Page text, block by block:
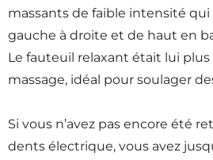
massants de faible intensité
gauche à droite et de haut en
Le fauteuil relaxant était lui
massage, idéal pour soulager
Si vous n’avez pas encore été
dents électrique, vous avez